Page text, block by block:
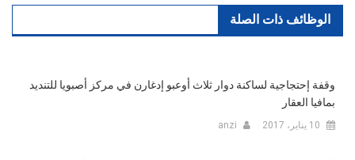
الوظائف ذات الصلة
وقفة إحتجاجية لساكنة دوار ثلاث أوعبو إدغارن في مركز أصبويا للتنديد
بمافيا العقار
10 يناير، 2017 anzi